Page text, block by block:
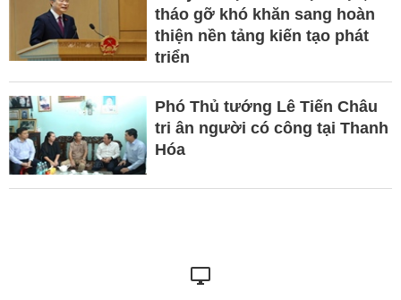
tháo gỡ khó khăn sang hoàn
thiện nền tảng kiến tạo phát
triển
Phó Thủ tướng Lê Tiến Châu
tri ân người có công tại Thanh
Hóa